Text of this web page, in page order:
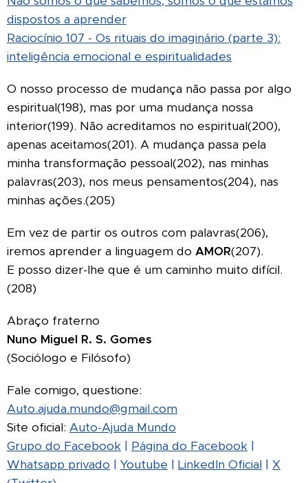
dispostos a aprender
Raciocínio 107 - Os rituais do imaginário (parte 3):
inteligência emocional e espiritualidades
O nosso processo de mudança não passa por algo
espiritual(198), mas por uma mudança nossa
interior(199). Não acreditamos no espiritual(200),
apenas aceitamos(201). A mudança passa pela
minha transformação pessoal(202), nas minhas
palavras(203), nos meus pensamentos(204), nas
minhas ações.(205)
Em vez de partir os outros com palavras(206),
iremos aprender a linguagem do AMOR(207).
E posso dizer-lhe que é um caminho muito difícil.
(208)
Abraço fraterno
Nuno Miguel R. S. Gomes
(Sociólogo e Filósofo)
Fale comigo, questione:
Auto.ajuda.mundo@gmail.com
Site oficial: Auto-Ajuda Mundo
Grupo do Facebook | Página do Facebook |
Whatsapp privado | Youtube | LinkedIn Oficial | X